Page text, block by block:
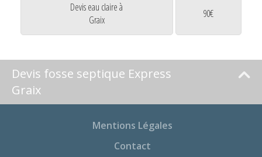
Devis eau claire à
Graix
90€
Devis fosse septique Express
Graix
Mentions Légales
Contact